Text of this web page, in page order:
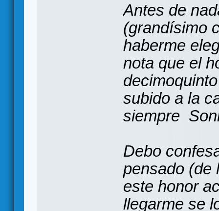
Antes de
(grandísimo
haberme
nota que el
subido a la
siempre
Debo
pensado (de
este honor
llegarme se